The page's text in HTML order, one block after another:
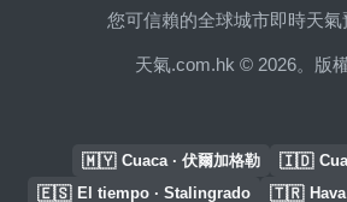
您可信賴的全球城市即時天氣
天氣.com.hk © 2026。版權
🇲🇾 Cuaca · 伏爾加格勒 🇮🇩
🇪🇸 El tiempo · Stalingrado 🇹🇷